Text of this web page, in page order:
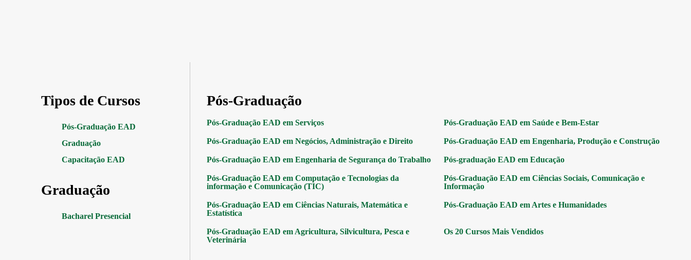
Tipos de Cursos
Pós-Graduação EAD
Graduação
Capacitação EAD
Graduação
Bacharel Presencial
Pós-Graduação
Pós-Graduação EAD em Serviços Pós-Graduação EAD em Saúde e Bem-Estar
Pós-Graduação EAD em Negócios, Administração e Direito Pós-Graduação EAD em Engenharia, Produção e Construção
Pós-Graduação EAD em Engenharia de Segurança do Trabalho Pós-graduação EAD em Educação
Pós-Graduação EAD em Computação e Tecnologias da
informação e Comunicação (TIC)
Pós-Graduação EAD em Ciências Sociais, Comunicação e
Informação
Pós-Graduação EAD em Ciências Naturais, Matemática e
Estatística
Pós-Graduação EAD em Artes e Humanidades
Pós-Graduação EAD em Agricultura, Silvicultura, Pesca e
Veterinária
Os 20 Cursos Mais Vendidos